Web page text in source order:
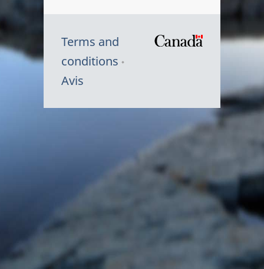
Terms and
conditions
Avis
du